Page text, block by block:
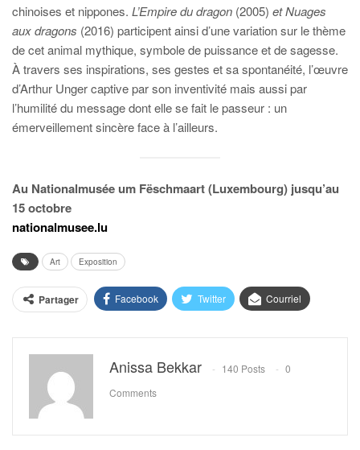
chinoises et nippones. L’Empire du dragon (2005) et Nuages
aux dragons (2016) participent ainsi d’une variation sur le thème
de cet animal mythique, symbole de puissance et de sagesse.
À travers ses inspirations, ses gestes et sa spontanéité, l’œuvre
d’Arthur Unger captive par son inventivité mais aussi par
l’humilité du message dont elle se fait le passeur : un
émerveillement sincère face à l’ailleurs.
Au Nationalmusée um Fëschmaart (Luxembourg) jusqu’au
15 octobre
nationalmusee.lu
Art Exposition
Partager Facebook Twitter Courriel
Anissa Bekkar 140 Posts
0
Comments